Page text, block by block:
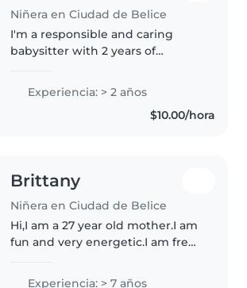
Niñera en Ciudad de Belice
I'm a responsible and caring
babysitter with 2 years of
toddlers and preschoolers. I
specialize in supporting children
with language disorders and
Experiencia: > 2 años
$10.00/hora
Brittany
Niñera en Ciudad de Belice
Hi,I am a 27 year old mother.I am
fun and very energetic.I am free
Experiencia: > 7 años